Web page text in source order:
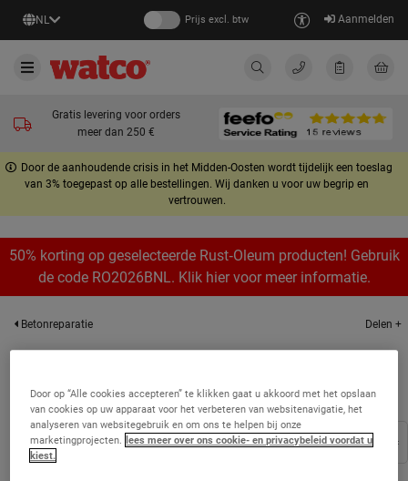
NL Prijs excl. btw Aanmelden
Gratis levering voor orders
meer dan 250 €
Door de aanhoudende crisis in het Midden-Oosten wordt tijdelijk een toeslag
van 3% toegepast op alle bestellingen. Wij danken u voor uw begrip en
vertrouwen.
50% korting op geselecteerde Rust‑Oleum producten! Gebruik
de code RO2026BNL. Klik hier voor meer informatie.
Betonreparatie Delen +
Resultaten 1 op 1
Filters ...
Door op “Alle cookies accepteren” te klikken gaat u akkoord met het opslaan
van cookies op uw apparaat voor het verbeteren van websitenavigatie, het
analyseren van websitegebruik en om ons te helpen bij onze
marketingprojecten. lees meer over ons cookie- en privacybeleid voordat u
kiest.